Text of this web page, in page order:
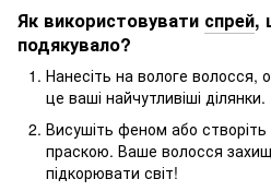
Як використовувати спрей,
подякувало?
Нанесіть на вологе волосся,
це ваші найчутливіші ділянки.
Висушіть феном або
праскою. Ваше волосся
підкорювати світ!